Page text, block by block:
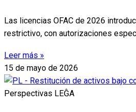
Las licencias OFAC de 2026
restrictivo, con autorizaciones
Leer más »
15 de mayo de 2026
Perspectivas LEĜA